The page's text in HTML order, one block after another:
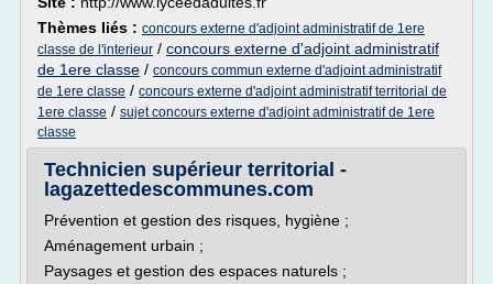
Thèmes liés : concours externe d'adjoint administratif de 1ere
classe de l'interieur / concours externe d'adjoint administratif
de 1ere classe / concours commun externe d'adjoint administratif
de 1ere classe / concours externe d'adjoint administratif territorial de
1ere classe / sujet concours externe d'adjoint administratif de 1ere
classe
Technicien supérieur territorial -
lagazettedescommunes.com
Prévention et gestion des risques, hygiène ;
Aménagement urbain ;
Paysages et gestion des espaces naturels ;